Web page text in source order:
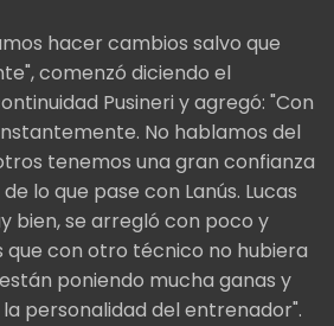
hacer cambios salvo que
comenzó diciendo el
Pusineri y agregó: "Con
No hablamos del
tenemos una gran confianza
lo que pase con Lanús. Lucas
bien, se arregló con poco y
que con otro técnico no hubiera
poniendo mucha ganas y
personalidad del entrenador".